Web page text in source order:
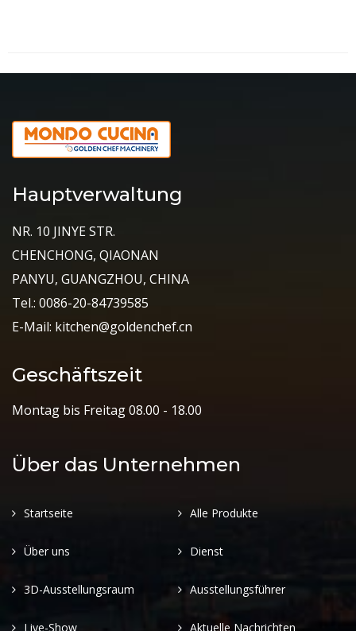
Hauptverwaltung
NR. 10 JINYE STR.
CHENCHONG, QIAONAN
PANYU, GUANGZHOU, CHINA
Tel.: 0086-20-84739585
E-Mail: kitchen@goldenchef.cn
Geschäftszeit
Montag bis Freitag 08.00 - 18.00
Über das Unternehmen
Startseite Alle Produkte
Über uns Dienst
3D-Ausstellungsraum Ausstellungsführer
Live-Show Aktuelle Nachrichten